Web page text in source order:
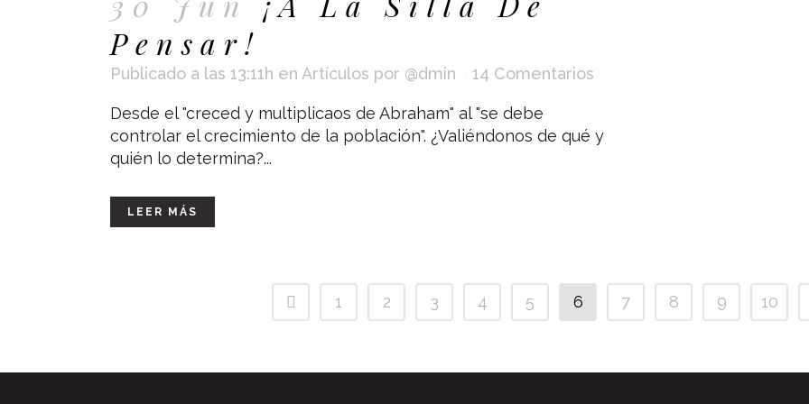
Pensar!
Publicado a las 13:11h en Artículos por @dmin 14 Comentarios
Desde el "creced y multiplicaos de Abraham" al "se debe
controlar el crecimiento de la población". ¿Valiéndonos de qué y
quién lo determina?...
LEER MÁS
1 2 3 4 5 6 7 8 9 10